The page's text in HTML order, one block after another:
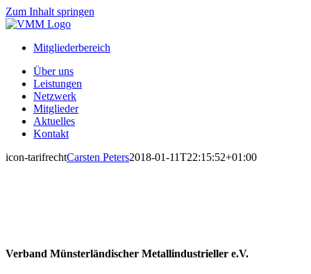
Zum Inhalt springen
Mitgliederbereich
Über uns
Leistungen
Netzwerk
Mitglieder
Aktuelles
Kontakt
icon-tarifrechtCarsten Peters2018-01-11T22:15:52+01:00
Verband Münsterländischer Metallindustrieller e.V.